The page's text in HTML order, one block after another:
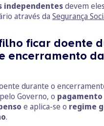
independentesdevem
através da Segurança
ficar doente
encerramento
durante o
Governo, o
e aplica-se o regime
.